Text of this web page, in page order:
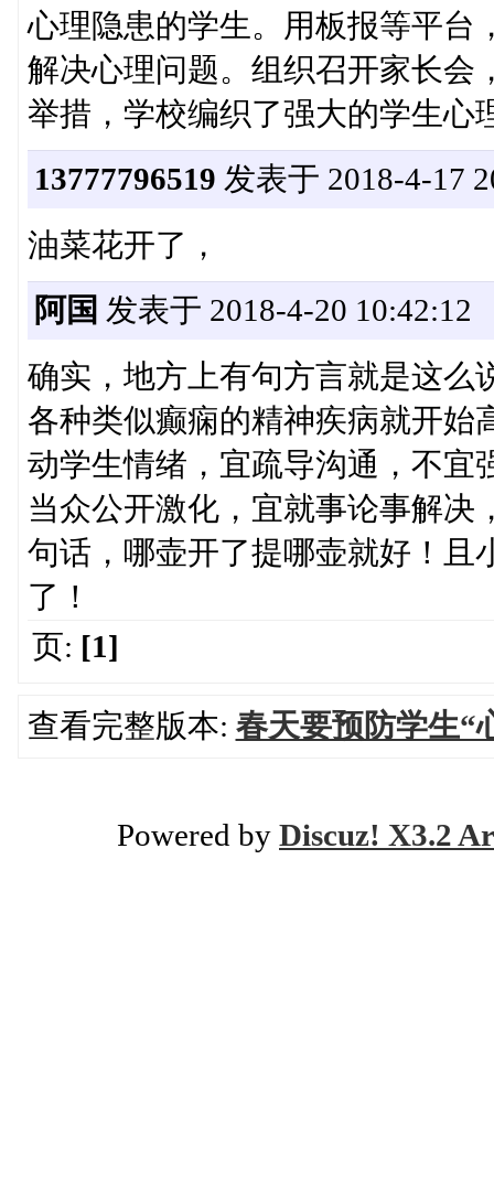
心理隐患的学生。用板报等平台
解决心理问题。组织召开家长会
举措，学校编织了强大的学生心
13777796519 发表于 2018-4-17
油菜花开了，
阿国 发表于 2018-4-20 10:42:12
确实，地方上有句方言就是这么
各种类似癫痫的精神疾病就开始
动学生情绪，宜疏导沟通，不宜
当众公开激化，宜就事论事解决
句话，哪壶开了提哪壶就好！且
了！
页: [1]
查看完整版本: 春天要预防学生“
Powered by Discuz! X3.2